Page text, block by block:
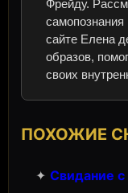
Фрейду.
сайте Елена
образов,
своих
ПОХОЖИЕ
✦ Свидание